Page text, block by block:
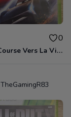
0
Cars 3 - Course Vers La Victoire Xbox 360
TheGamingR83